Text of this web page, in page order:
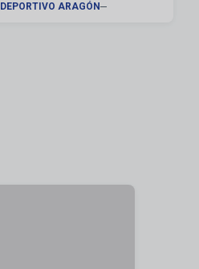
pretemporada
DEPORTIVO ARAGÓN